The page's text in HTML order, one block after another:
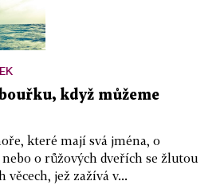
když můžeme
které mají svá jména, o
o růžových dveřích se žlutou
jež zažívá v...